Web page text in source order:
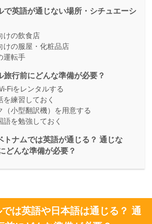
で英語が通じない場所・シチュエーシ
けの飲食店
けの服屋・化粧品店
運転手
旅行前にどんな準備が必要？
Fiをレンタルする
を練習しておく
（小型翻訳機）を用意する
語を勉強しておく
トナムでは英語が通じる？ 通じな
どんな準備が必要？
は英語や日本語は通じる？ 通